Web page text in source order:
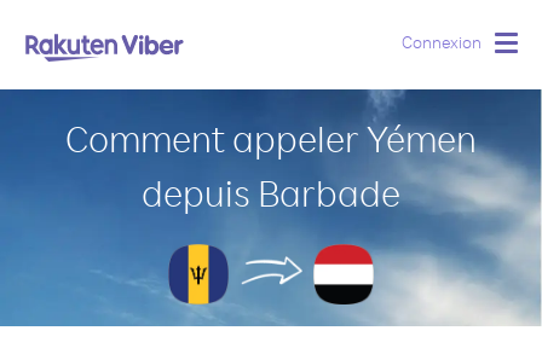
Connexion
Comment appeler Yémen
depuis Barbade